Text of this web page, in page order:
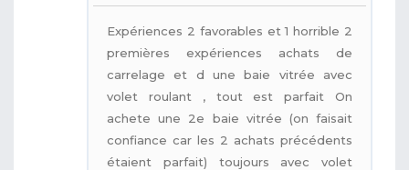
Expériences 2 favorables et 1 horrible 2
premières expériences achats de
carrelage et d une baie vitrée avec
volet roulant , tout est parfait On
achete une 2e baie vitrée (on faisait
confiance car les 2 achats précédents
étaient parfait) toujours avec volet